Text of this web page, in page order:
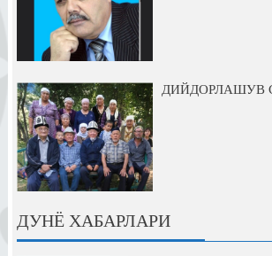
ДИЙДОРЛАШУВ
ДУНЁ ХАБАРЛАРИ